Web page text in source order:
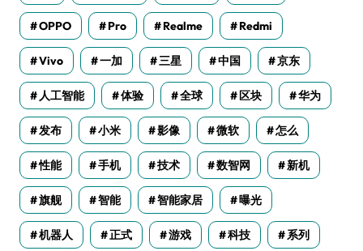
OPPO Pro Realme Redmi
Vivo 一加 三星 中国 京东
人工智能 体验 全球 区块 华为
发布 小米 影像 微软 怎么
性能 手机 技术 数智网 新机
旗舰 智能 智能家居 曝光
机器人 正式 游戏 科技 系列